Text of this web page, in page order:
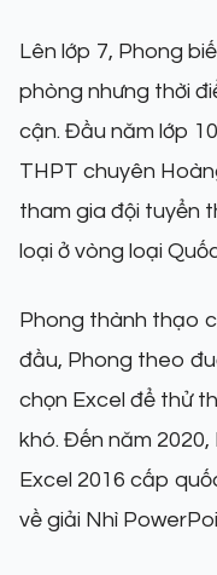
Lên lớp 7, Phong
phòng nhưng thời
cận. Đầu năm lớp
THPT chuyên
tham gia đội tuyển
loại ở vòng loại
Phong thành thạo
đầu, Phong theo
chọn Excel để thử
khó. Đến năm
Excel 2016 cấp
về giải Nhì